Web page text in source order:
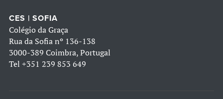
CES | SOFIA
Colégio da Graça
Rua da Sofia nº 136-138
3000-389 Coimbra, Portugal
Tel +351 239 853 649